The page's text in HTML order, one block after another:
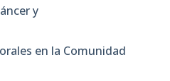
y
en la Comunidad